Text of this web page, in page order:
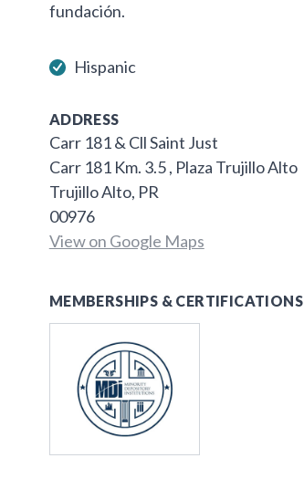
fundación.
Hispanic
ADDRESS
Carr 181 & Cll Saint Just
Carr 181 Km. 3.5 , Plaza Trujillo Alto
Trujillo Alto, PR
00976
View on Google Maps
MEMBERSHIPS & CERTIFICATIONS